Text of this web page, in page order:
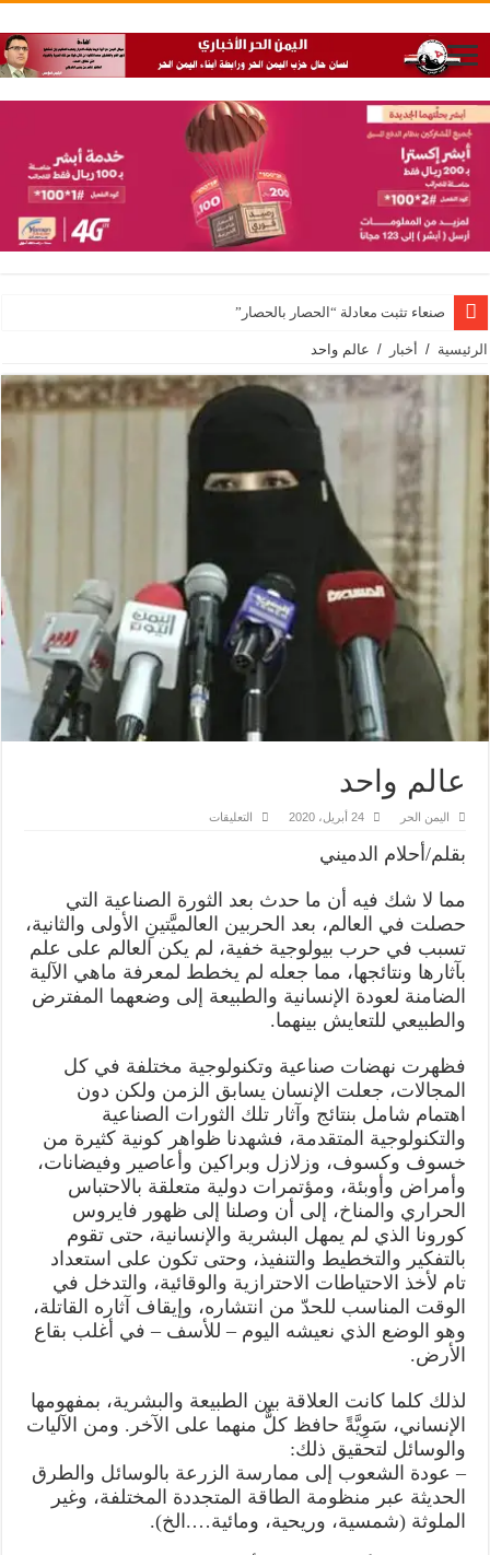
صنعاء تثبت معادلة “الحصار بالحصار”
الرئيسية / أخبار / عالم واحد
عالم واحد
اليمن الحر 24 أبريل، 2020 التعليقات
بقلم/أحلام الدميني
مما لا شك فيه أن ما حدث بعد الثورة الصناعية التي
حصلت في العالم، بعد الحربين العالميَّتينِ الأولى والثانية،
تسبب في حرب بيولوجية خفية، لم يكن العالم على علم
بآثارها ونتائجها، مما جعله لم يخطط لمعرفة ماهي الآلية
الضامنة لعودة الإنسانية والطبيعة إلى وضعهما المفترض
والطبيعي للتعايش بينهما.
فظهرت نهضات صناعية وتكنولوجية مختلفة في كل
المجالات، جعلت الإنسان يسابق الزمن ولكن دون
اهتمام شامل بنتائج وآثار تلك الثورات الصناعية
والتكنولوجية المتقدمة، فشهدنا ظواهر كونية كثيرة من
خسوف وكسوف، وزلازل وبراكين وأعاصير وفيضانات،
وأمراض وأوبئة، ومؤتمرات دولية متعلقة بالاحتباس
الحراري والمناخ، إلى أن وصلنا إلى ظهور فايروس
كورونا الذي لم يمهل البشرية والإنسانية، حتى تقوم
بالتفكير والتخطيط والتنفيذ، وحتى تكون على استعداد
تام لأخذ الاحتياطات الاحترازية والوقائية، والتدخل في
الوقت المناسب للحدّ من انتشاره، وإيقاف آثاره القاتلة،
وهو الوضع الذي نعيشه اليوم – للأسف – في أغلب بقاع
الأرض.
لذلك كلما كانت العلاقة بين الطبيعة والبشرية، بمفهومها
الإنساني، سَوِيَّةً حافظ كلٌّ منهما على الآخر. ومن الآليات
والوسائل لتحقيق ذلك:
– عودة الشعوب إلى ممارسة الزرعة بالوسائل والطرق
الحديثة عبر منظومة الطاقة المتجددة المختلفة، وغير
الملوثة (شمسية، وريحية، ومائية….الخ).